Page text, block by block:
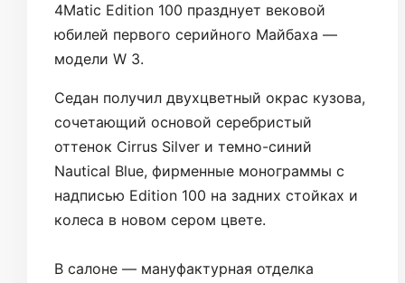
4Matic Edition 100 празднует вековой
юбилей первого серийного Майбаха —
модели W 3.
Седан получил двухцветный окрас кузова,
сочетающий основой серебристый
оттенок Cirrus Silver и темно-синий
Nautical Blue, фирменные монограммы с
надписью Edition 100 на задних стойках и
колеса в новом сером цвете.
В салоне — мануфактурная отделка